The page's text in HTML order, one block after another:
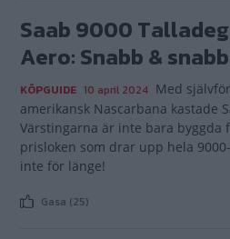
Saab 9000
Aero: Snabb &
KÖPGUIDE 10 april 2024 Med
amerikansk Nascarbana kastade
Värstingarna är inte bara byggda
prisloken som drar upp hela
inte för länge!
Gasa (25)